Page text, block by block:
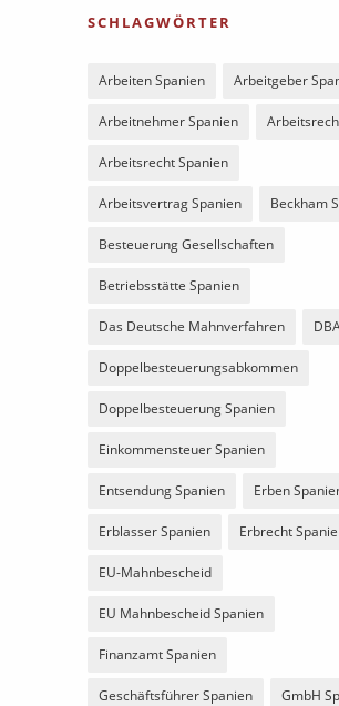
SCHLAGWÖRTER
Arbeiten Spanien Arbeitgeber
Arbeitnehmer Spanien
Arbeitsrecht Spanien
Arbeitsvertrag Spanien Beckham
Besteuerung Gesellschaften
Betriebsstätte Spanien
Das Deutsche Mahnverfahren
Doppelbesteuerungsabkommen
Doppelbesteuerung Spanien
Einkommensteuer Spanien
Entsendung Spanien Erben
Erblasser Spanien Erbrecht
EU-Mahnbescheid
EU Mahnbescheid Spanien
Finanzamt Spanien
Geschäftsführer Spanien GmbH